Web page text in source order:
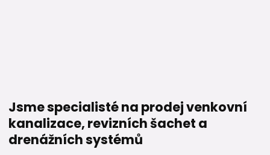
Jsme specialisté na prodej venkovní
kanalizace, revizních šachet a
drenážních systémů